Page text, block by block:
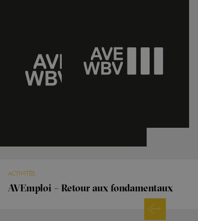
ACTIVITÉS
AVEmploi – Retour aux fondamentaux